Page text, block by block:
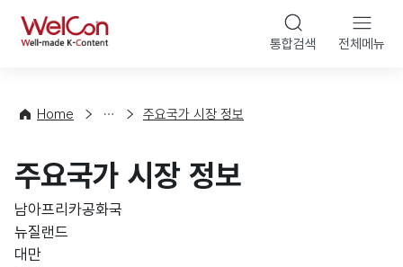
WelCon 통합검색 전체메뉴
Home
향
계
주요국가 시장 정보
주요국가 시장 정보
남아프리카공화국
뉴질랜드
대만